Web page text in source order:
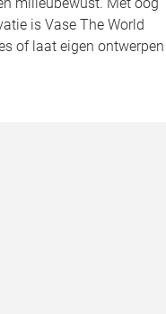
milieubewust. Met oog
is Vase The World
of laat eigen ontwerpen